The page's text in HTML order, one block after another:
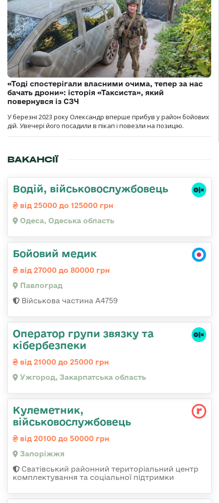
«Тоді спостерігали власними очима, тепер за нас
бачать дрони»: історія «Таксиста», який
повернувся із СЗЧ
У березні 2023 року Олександр вперше прибув у район бойових
дій. Увечері його посадили в пікап і повезли на позицію.
ВАКАНСІЇ
Водій, військовослужбовець
від 25000 до 125000 грн
Одеса, Одеська область
Бойовий медик
від 27000 до 80000 грн
Павлоград
Військова частина А4759
Оператор групи звязку та
кібербезпеки
від 21000 до 25000 грн
Ужгород, Закарпатська область
Кулеметник,
військовослужбовець
від 20100 до 50000 грн
Запоріжжя
Сватівський районний територіальний центр
комплектування та соціальної підтримки